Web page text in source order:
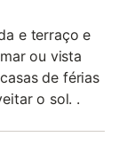
e terraço e
ou vista
de férias
o sol. .